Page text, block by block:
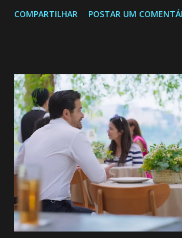
de 25/05/26 a 31/05/26 JOANA
permanecer virgem até encontrar o
ama, o que não é fácil, já que dedica todas
se aprimorar, trabalhando, estudando e
ser a primeira mulher da família a
universidade. Ela tem uma personalidade
muito madura para a idade, determinada,
empática. Detesta injustiças e é uma
teimosa e muito persistente quando
Durante um exame ginecológico, ela é
COMPARTILHAR POSTAR UM